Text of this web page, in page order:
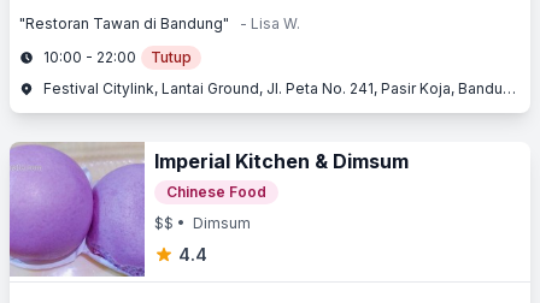
"Restoran Tawan di Bandung"
- Lisa W.
10:00 - 22:00
Tutup
Festival Citylink, Lantai Ground, Jl. Peta No. 241, Pasir Koja, Bandung, Jawa Barat
Imperial Kitchen & Dimsum
Chinese Food
$$ • Dimsum
4.4